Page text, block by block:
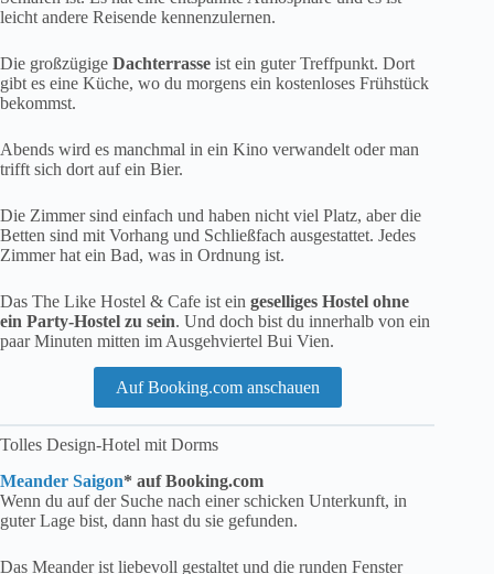
leicht andere Reisende kennenzulernen.
Die großzügige Dachterrasse ist ein guter Treffpunkt. Dort
gibt es eine Küche, wo du morgens ein kostenloses Frühstück
bekommst.
Abends wird es manchmal in ein Kino verwandelt oder man
trifft sich dort auf ein Bier.
Die Zimmer sind einfach und haben nicht viel Platz, aber die
Betten sind mit Vorhang und Schließfach ausgestattet. Jedes
Zimmer hat ein Bad, was in Ordnung ist.
Das The Like Hostel & Cafe ist ein geselliges Hostel ohne
ein Party-Hostel zu sein. Und doch bist du innerhalb von ein
paar Minuten mitten im Ausgehviertel Bui Vien.
Auf Booking.com anschauen
Tolles Design-Hotel mit Dorms
Meander Saigon* auf Booking.com
Wenn du auf der Suche nach einer schicken Unterkunft, in
guter Lage bist, dann hast du sie gefunden.
Das Meander ist liebevoll gestaltet und die runden Fenster